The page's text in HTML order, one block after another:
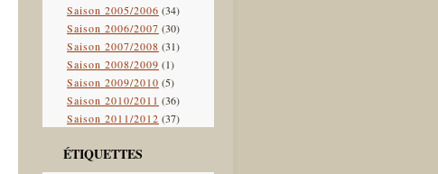
Saison 2005/2006 (34)
Saison 2006/2007 (30)
Saison 2007/2008 (31)
Saison 2008/2009 (1)
Saison 2009/2010 (5)
Saison 2010/2011 (36)
Saison 2011/2012 (37)
ÉTIQUETTES